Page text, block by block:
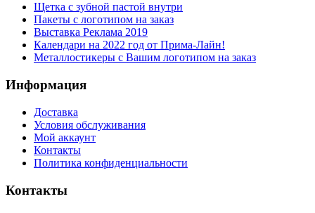
Щетка с зубной пастой внутри
Пакеты с логотипом на заказ
Выставка Реклама 2019
Календари на 2022 год от Прима-Лайн!
Металлостикеры с Вашим логотипом на заказ
Информация
Доставка
Условия обслуживания
Мой аккаунт
Контакты
Политика конфиденциальности
Контакты